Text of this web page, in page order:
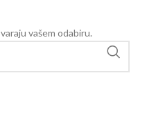
vašem odabiru.